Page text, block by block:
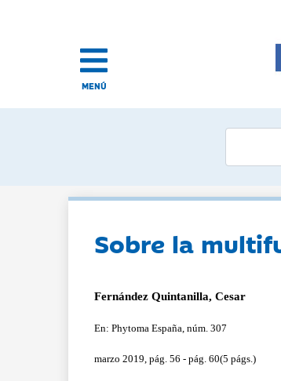
MENÚ
Sobre la
Fernández Quintanilla, Cesar
En: Phytoma España, núm. 307
marzo 2019, pág. 56 - pág. 60(5 págs.)